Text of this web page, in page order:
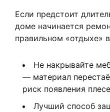
Если предстоит
доме начинается
правильном «отдыхе»
Не накрывайте
— материал
риск появления
Лучший способ